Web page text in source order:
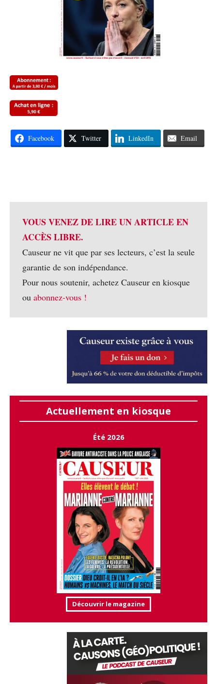
Facebook Twitter LinkedIn Email
VOUS VENEZ DE LIRE UN ARTICLE EN
ACCÈS LIBRE.
Causeur ne vit que par ses lecteurs, c’est la seule
garantie de son indépendance.
Pour nous soutenir, achetez Causeur en kiosque
ou abonnez-vous !
Actuellement en kiosque
Été 2026
Découvrir le magazine